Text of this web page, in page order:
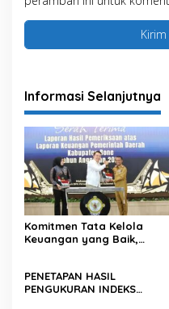
Informasi Selanjutnya
Komitmen Tata Kelola
Keuangan yang Baik,
PENETAPAN HASIL
PENGUKURAN INDEKS